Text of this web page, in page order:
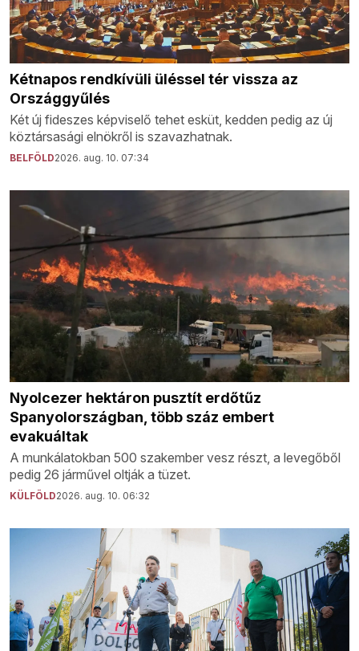
Kétnapos rendkívüli üléssel tér vissza az
Országgyűlés
Két új fideszes képviselő tehet esküt, kedden pedig az új
köztársasági elnökről is szavazhatnak.
BELFÖLD2026. aug. 10. 07:34
Nyolcezer hektáron pusztít erdőtűz
Spanyolországban, több száz embert
evakuáltak
A munkálatokban 500 szakember vesz részt, a levegőből
pedig 26 járművel oltják a tüzet.
KÜLFÖLD2026. aug. 10. 06:32